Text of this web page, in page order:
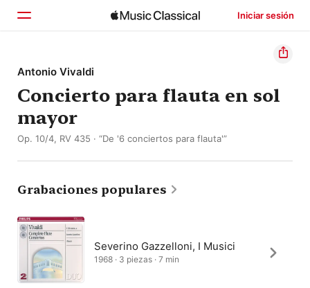
Iniciar sesión
Inicio
Explorar
Buscar
Antonio Vivaldi
Concierto para flauta en sol
mayor
Op. 10/4, RV 435 · “De '6 conciertos para flauta'”
Grabaciones populares
Severino Gazzelloni, I Musici
1968 · 3 piezas · 7 min